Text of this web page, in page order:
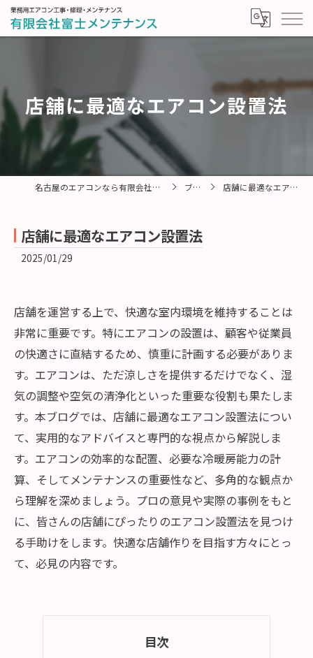
店舗に最適なエアコン設置法
名古屋のエアコンなら有限会社富士メンテナンス ブログ 店舗に最適なエアコン設置法
店舗に最適なエアコン設置法
2025/01/29
店舗を運営する上で、快適な室内環境を維持することは
非常に重要です。特にエアコンの設置は、顧客や従業員
の快適さに直結するため、慎重に計画する必要がありま
す。エアコンは、ただ涼しさを提供するだけでなく、湿
気の調整や空気の清浄化といった重要な役割も果たしま
す。本ブログでは、店舗に最適なエアコン設置法につい
て、実用的なアドバイスと専門的な視点から解説しま
す。エアコンの効率的な配置、必要な冷暖房能力の計
算、そしてメンテナンスの重要性など、多角的な観点か
ら理解を深めましょう。プロの意見や実際の事例をもと
に、皆さんの店舗にぴったりのエアコン設置法を見つけ
る手助けをします。快適な店舗作りを目指す方々にとっ
て、必見の内容です。
目次